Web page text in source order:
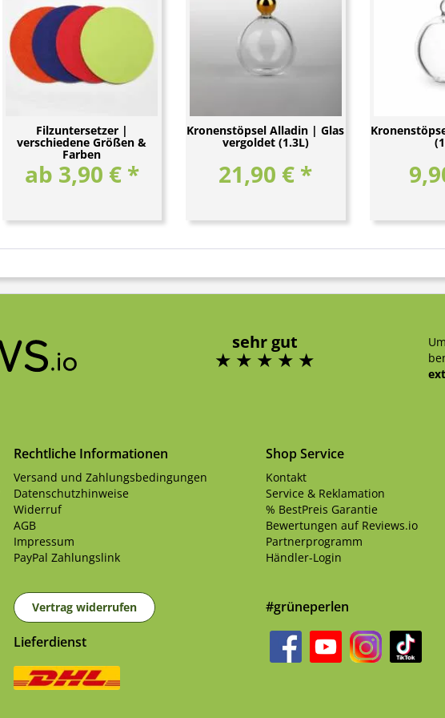
Filzuntersetzer |
verschiedene Größen &
Farben
ab 3,90 € *
Kronenstöpsel Alladin | Glas
vergoldet (1.3L)
21,90 € *
sehr gut
Rechtliche Informationen
Versand und Zahlungsbedingungen
Datenschutzhinweise
Widerruf
AGB
Impressum
PayPal Zahlungslink
Vertrag widerrufen
Lieferdienst
Shop Service
Kontakt
Service & Reklamation
% BestPreis Garantie
Bewertungen auf Reviews.io
Partnerprogramm
Händler-Login
#grüneperlen